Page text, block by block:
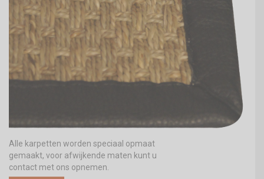
Alle karpetten worden speciaal opmaat
gemaakt, voor afwijkende maten kunt u
contact met ons opnemen.